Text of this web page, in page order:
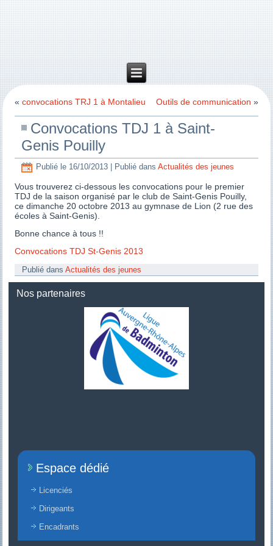
«convocations TRJ 1 à Montalieu Outils de communication »
Convocations TDJ 1 à Saint-
Genis Pouilly
Publié le 16/10/2013 Publié dans Actualités des jeunes
Vous trouverez ci-dessous les convocations pour le premier
TDJ de la saison organisé par le club de Saint-Genis Pouilly,
ce dimanche 20 octobre 2013 au gymnase de Lion (2 rue des
écoles à Saint-Genis).
Bonne chance à tous !!
Convocations TDJ St-Genis 2013
Publié dans Actualités des jeunes
Nos partenaires
Espace dédié
Licenciés
Dirigeants
Encadrants